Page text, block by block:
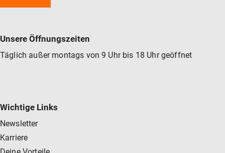
Unsere Öffnungszeiten
Täglich außer montags von 9 Uhr bis 18 Uhr geöffnet
Wichtige Links
Newsletter
Karriere